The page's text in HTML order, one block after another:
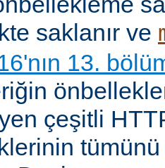
saklanır ve
13.
çeşitli
tümünü